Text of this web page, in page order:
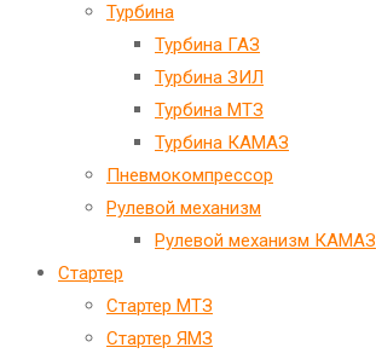
Турбина
Турбина ГАЗ
Турбина ЗИЛ
Турбина МТЗ
Турбина КАМАЗ
Пневмокомпрессор
Рулевой механизм
Рулевой механизм КАМАЗ
Стартер
Стартер МТЗ
Стартер ЯМЗ